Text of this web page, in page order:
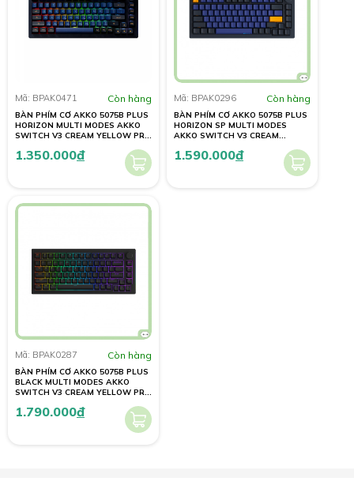
Mã: BPAK0471 Còn hàng
BÀN PHÍM CƠ AKKO 5075B PLUS
HORIZON MULTI MODES AKKO
SWITCH V3 CREAM YELLOW PRO
1.350.000đ
Mã: BPAK0296 Còn hàng
BÀN PHÍM CƠ AKKO 5075B PLUS
HORIZON SP MULTI MODES
AKKO SWITCH V3 CREAM
1.590.000đ
Mã: BPAK0287 Còn hàng
BÀN PHÍM CƠ AKKO 5075B PLUS
BLACK MULTI MODES AKKO
SWITCH V3 CREAM YELLOW PRO
1.790.000đ